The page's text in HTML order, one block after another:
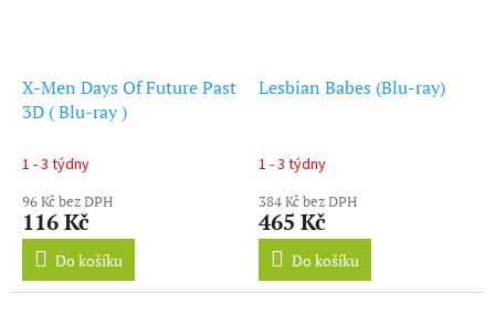
X-Men Days Of Future Past
3D ( Blu-ray )
1 - 3 týdny
96 Kč bez DPH
116 Kč
Do košíku
Lesbian Babes (Blu-ray)
1 - 3 týdny
384 Kč bez DPH
465 Kč
Do košíku